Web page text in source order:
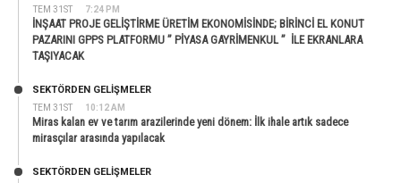
TEM 31ST 7:24 PM
İNŞAAT PROJE GELİŞTİRME ÜRETİM EKONOMİSİNDE; BİRİNCİ EL KONUT
PAZARINI GPPS PLATFORMU ” PİYASA GAYRİMENKUL ” İLE EKRANLARA
TAŞIYACAK
TEM 31ST 10:12 AM
SEKTÖRDEN GELIŞMELER
Miras kalan ev ve tarım arazilerinde yeni dönem: İlk ihale artık sadece
mirasçılar arasında yapılacak
SEKTÖRDEN GELIŞMELER